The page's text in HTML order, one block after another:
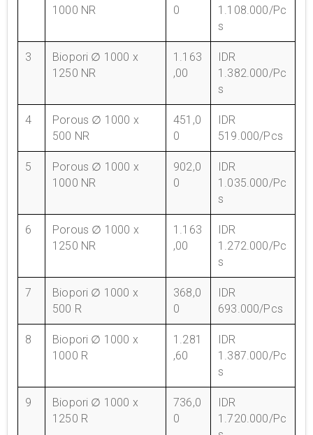
1000 NR
0
1.108.000/Pc
s
3
Biopori ∅ 1000 x
1250 NR
1.163
,00
IDR
1.382.000/Pc
s
4
Porous ∅ 1000 x
500 NR
451,0
0
IDR
519.000/Pcs
5
Porous ∅ 1000 x
1000 NR
902,0
0
IDR
1.035.000/Pc
s
6
Porous ∅ 1000 x
1250 NR
1.163
,00
IDR
1.272.000/Pc
s
7
Biopori ∅ 1000 x
500 R
368,0
0
IDR
693.000/Pcs
8
Biopori ∅ 1000 x
1000 R
1.281
,60
IDR
1.387.000/Pc
s
9
Biopori ∅ 1000 x
1250 R
736,0
0
IDR
1.720.000/Pc